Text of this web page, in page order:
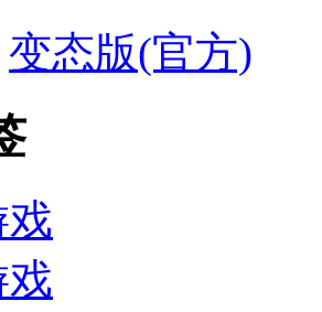
变态版(官方)